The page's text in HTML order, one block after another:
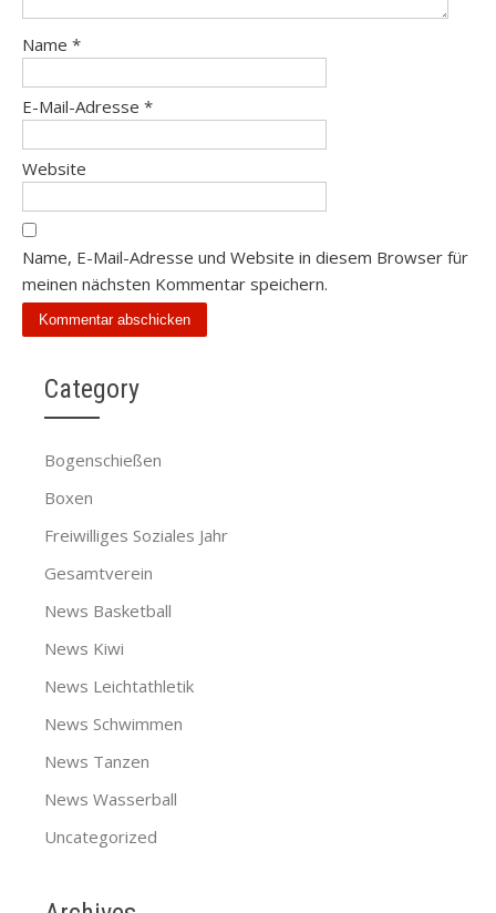
Name *
E-Mail-Adresse *
Website
Name, E-Mail-Adresse und Website in diesem Browser für
meinen nächsten Kommentar speichern.
Category
Bogenschießen
Boxen
Freiwilliges Soziales Jahr
Gesamtverein
News Basketball
News Kiwi
News Leichtathletik
News Schwimmen
News Tanzen
News Wasserball
Uncategorized